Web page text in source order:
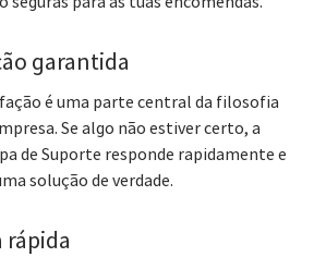
garantida
é uma parte central da filosofia
Se algo não estiver certo, a
de Suporte responde rapidamente e
solução de verdade.
rápida